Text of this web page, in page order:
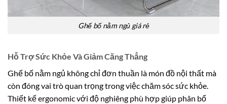
Ghế bố nằm ngủ giá rẻ
Hỗ Trợ Sức Khỏe Và Giảm Căng Thẳng
Ghế bố nằm ngủ không chỉ đơn thuần là món đồ nội thất mà
còn đóng vai trò quan trọng trong việc chăm sóc sức khỏe.
Thiết kế ergonomic với độ nghiêng phù hợp giúp phân bổ